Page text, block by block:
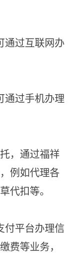
通过互联网办
通过手机办理
， 通过福祥
，例如代理各
代扣等。
付平台办理信
费等业务，